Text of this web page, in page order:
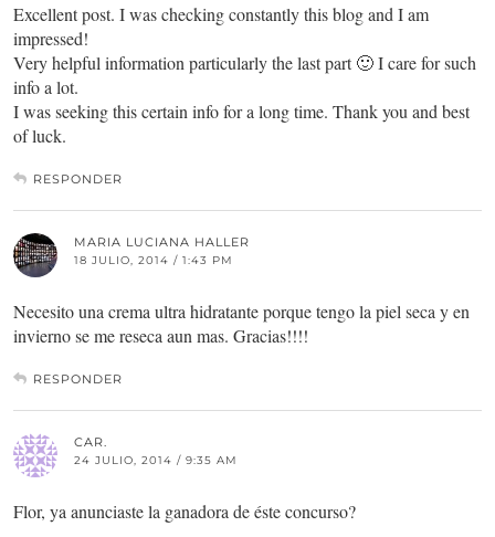
Excellent post. I was checking constantly this blog and I am
impressed!
Very helpful information particularly the last part 🙂 I care for such
info a lot.
I was seeking this certain info for a long time. Thank you and best
of luck.
RESPONDER
MARIA LUCIANA HALLER
18 JULIO, 2014 / 1:43 PM
Necesito una crema ultra hidratante porque tengo la piel seca y en
invierno se me reseca aun mas. Gracias!!!!
RESPONDER
CAR.
24 JULIO, 2014 / 9:35 AM
Flor, ya anunciaste la ganadora de éste concurso?